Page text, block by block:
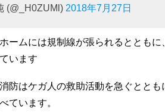
(@_H0ZUMl) 2018年7月27日
ームには規制線が張られるととも
います
防はケガ人の救助活動を急ぐとと
ています。